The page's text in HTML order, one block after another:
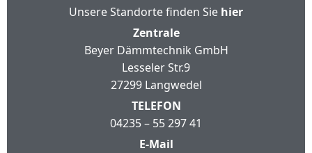
Unsere Standorte finden Sie hier
Zentrale
Beyer Dämmtechnik GmbH
Lesseler Str.9
27299 Langwedel
TELEFON
04235 – 55 297 41
E-Mail